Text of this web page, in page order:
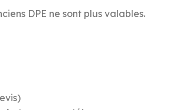
DPE ne sont plus valables.